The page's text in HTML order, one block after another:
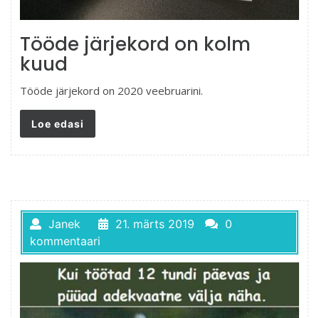
Tööde järjekord on kolm
kuud
Tööde järjekord on 2020 veebruarini.
Loe edasi
Janek 21. märts 2019
0
kommentaari